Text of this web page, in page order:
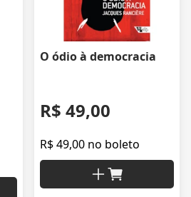
O ódio à democracia
R$ 49,00
R$ 49,00 no boleto